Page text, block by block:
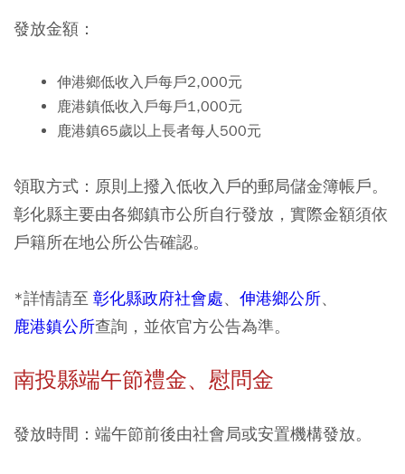
發放金額：
伸港鄉低收入戶每戶2,000元
鹿港鎮低收入戶每戶1,000元
鹿港鎮65歲以上長者每人500元
領取方式：原則上撥入低收入戶的郵局儲金簿帳戶。
彰化縣主要由各鄉鎮市公所自行發放，實際金額須依
戶籍所在地公所公告確認。
*詳情請至 彰化縣政府社會處、 伸港鄉公所、
鹿港鎮公所查詢，並依官方公告為準。
南投縣端午節禮金、慰問金
發放時間：端午節前後由社會局或安置機構發放。